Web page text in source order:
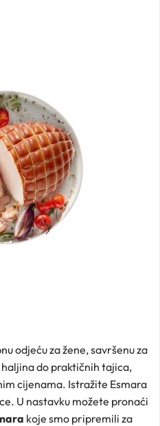
odjeću za žene, savršenu za
do praktičnih tajica,
cijenama. Istražite Esmara
U nastavku možete pronaći
koje smo pripremili za